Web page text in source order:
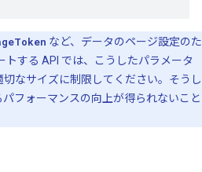
など、データのページ設定のた
する API では、こうしたパラメータ
なサイズに制限してください。そうし
フォーマンスの向上が得られないこと